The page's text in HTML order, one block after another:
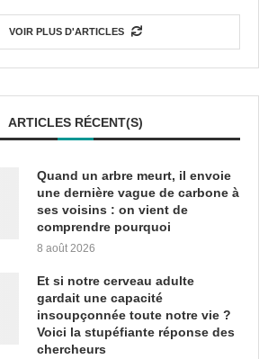
VOIR PLUS D'ARTICLES
ARTICLES RÉCENT(S)
Quand un arbre meurt, il envoie
une dernière vague de carbone à
ses voisins : on vient de
comprendre pourquoi
8 août 2026
Et si notre cerveau adulte
gardait une capacité
insoupçonnée toute notre vie ?
Voici la stupéfiante réponse des
chercheurs